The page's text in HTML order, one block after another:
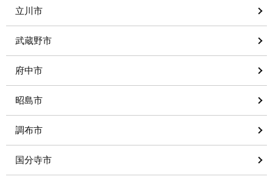
立川市
武蔵野市
府中市
昭島市
調布市
国分寺市